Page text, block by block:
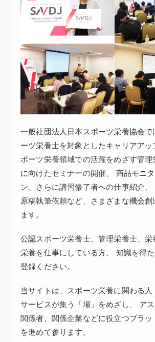
一般社団法人日本スポーツ栄養協会で
ーツ栄養士を対象としたキャリアアッ
ポーツ栄養領域での活躍をめざす管
に向けたセミナーの開催、
商品モニ
ン、さらに講習修了者への仕事紹介、
原稿執筆依頼など、さまざまな機会創
ます。
公認スポーツ栄養士、管理栄養士、栄
栄養を仕事にしている方、
知識を得
登録ください。
当サイトは、スポーツ栄養に関わる人
サービスが集う「場」をめざし、
ア
関係者、関係企業などに役立つプラッ
を進めて参ります。